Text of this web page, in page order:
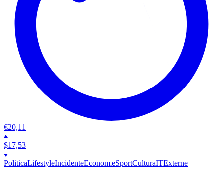
€20,11
$17,53
PoliticaLifestyleIncidenteEconomieSportCulturaITExterne